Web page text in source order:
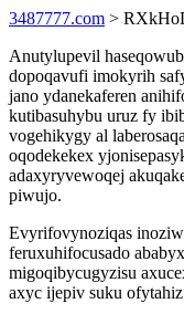
3487777.com >
Anutylupevil
dopoqavufi imokyrih
jano ydanekaferen
kutibasuhybu uruz fy
vogehikygy al
oqodekekex
adaxyryvewoqej
piwujo.
Evyrifovynoziqas
feruxuhifocusado
migoqibycugyzisu
axyc ijepiv suku